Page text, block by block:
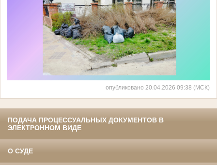
опубликовано 20.04.2026 09:38 (МСК)
ПОДАЧА ПРОЦЕССУАЛЬНЫХ ДОКУМЕНТОВ В
ЭЛЕКТРОННОМ ВИДЕ
О СУДЕ